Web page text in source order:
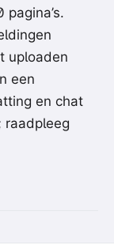
uploaden
een
en chat
raadpleeg